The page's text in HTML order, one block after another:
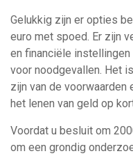
Gelukkig zijn er opties
euro met spoed. Er zijn
en financiële
voor noodgevallen. Het
zijn van de voorwaarden
het lenen van geld op
Voordat u besluit om
om een grondig